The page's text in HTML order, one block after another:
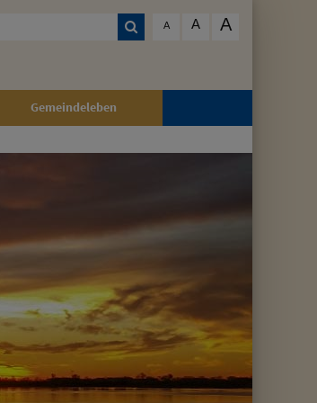
A A A
Gemeindeleben